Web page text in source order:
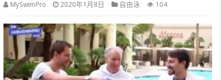
MySwimPro 2020年1月8日 自由泳 104